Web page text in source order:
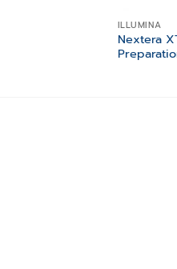
ILLUMINA
Nextera